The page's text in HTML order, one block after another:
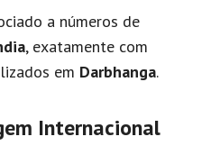
a números de
, exatamente com
em Darbhanga.
Internacional